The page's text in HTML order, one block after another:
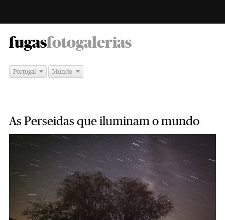
fugas -
fotogalerias
Portugal Mundo
As Perseidas que iluminam o mundo